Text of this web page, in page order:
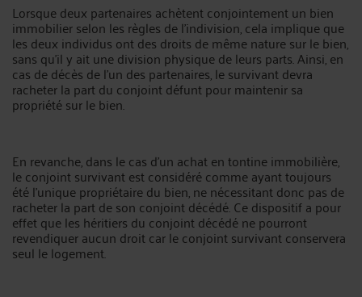
Lorsque deux partenaires achètent conjointement un bien
immobilier selon les règles de l'indivision, cela implique que
les deux individus ont des droits de même nature sur le bien,
sans qu'il y ait une division physique de leurs parts. Ainsi, en
cas de décès de l'un des partenaires, le survivant devra
racheter la part du conjoint défunt pour maintenir sa
propriété sur le bien.
En revanche, dans le cas d'un achat en tontine immobilière,
le conjoint survivant est considéré comme ayant toujours
été l'unique propriétaire du bien, ne nécessitant donc pas de
racheter la part de son conjoint décédé. Ce dispositif a pour
effet que les héritiers du conjoint décédé ne pourront
revendiquer aucun droit car le conjoint survivant conservera
seul le logement.